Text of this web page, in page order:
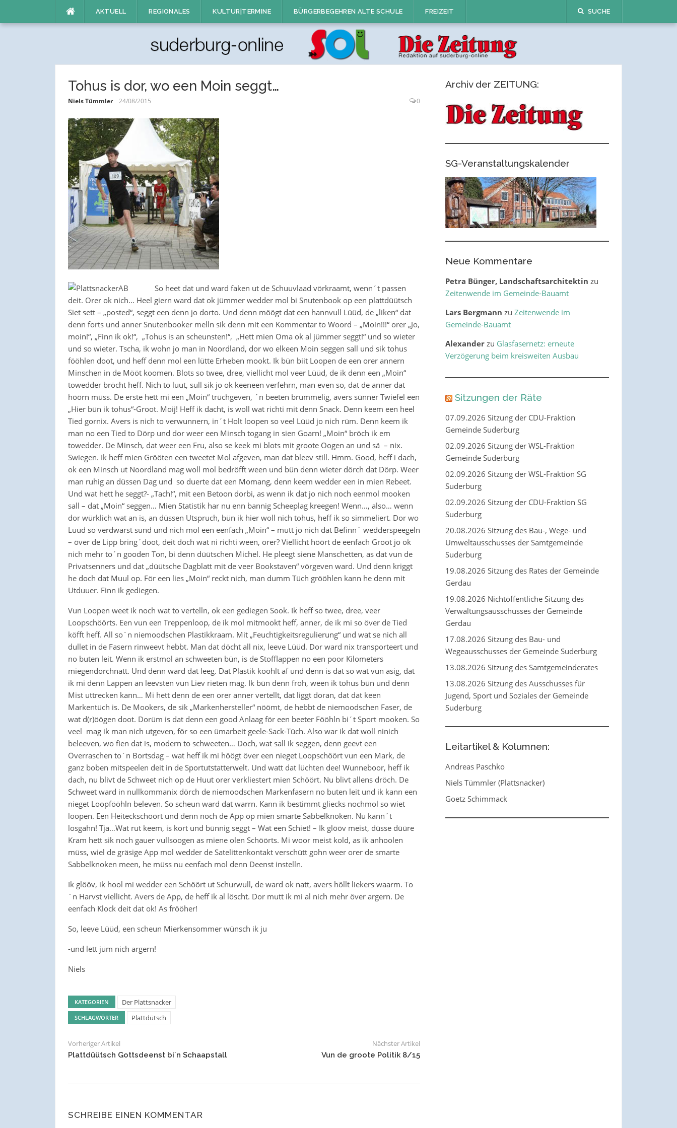
AKTUELL REGIONALES KULTUR|TERMINE BÜRGERBEGEHREN ALTE SCHULE FREIZEIT SUCHE
Tohus is dor, wo een Moin seggt…
Niels Tümmler 24/08/2015 0
So heet dat und ward faken ut de Schuuvlaad vörkraamt, wenn´t passen
deit. Orer ok nich… Heel giern ward dat ok jümmer wedder mol bi Snutenbook op een plattdüütsch
Siet sett – „posted“, seggt een denn jo dorto. Und denn möögt dat een hannvull Lüüd, de „liken“ dat
denn forts und anner Snutenbooker melln sik denn mit een Kommentar to Woord – „Moin!!!“ orer „Jo,
moin!“, „Finn ik ok!“, „Tohus is an scheunsten!“, „Hett mien Oma ok al jümmer seggt!“ und so wieter
und so wieter. Tscha, ik wohn jo man in Noordland, dor wo elkeen Moin seggen sall und sik tohus
fööhlen doot, und heff denn mol een lütte Erheben mookt. Ik bün biit Loopen de een orer annern
Minschen in de Mööt koomen. Blots so twee, dree, viellicht mol veer Lüüd, de ik denn een „Moin“
towedder bröcht heff. Nich to luut, sull sik jo ok keeneen verfehrn, man even so, dat de anner dat
höörn müss. De erste hett mi een „Moin“ trüchgeven, ´n beeten brummelig, avers sünner Twiefel een
„Hier bün ik tohus“-Groot. Moij! Heff ik dacht, is woll wat richti mit denn Snack. Denn keem een heel
Tied gornix. Avers is nich to verwunnern, in´t Holt loopen so veel Lüüd jo nich rüm. Denn keem ik
man no een Tied to Dörp und dor weer een Minsch togang in sien Goarn! „Moin“ bröch ik em
towedder. De Minsch, dat weer een Fru, also se keek mi blots mit groote Oogen an und sä – nix.
Swiegen. Ik heff mien Grööten een tweetet Mol afgeven, man dat bleev still. Hmm. Good, heff i dach,
ok een Minsch ut Noordland mag woll mol bedröfft ween und bün denn wieter dörch dat Dörp. Weer
man ruhig an düssen Dag und so duerte dat een Momang, denn keem wedder een in mien Rebeet.
Und wat hett he seggt?- „Tach!“, mit een Betoon dorbi, as wenn ik dat jo nich noch eenmol mooken
sall – dat „Moin“ seggen… Mien Statistik har nu enn bannig Scheeplag kreegen! Wenn…, also… wenn
dor würklich wat an is, an düssen Utspruch, bün ik hier woll nich tohus, heff ik so simmeliert. Dor wo
Lüüd so verdwarst sünd und nich mol een eenfach „Moin“ – mutt jo nich dat Befinn´ wedderspeegeln
– över de Lipp bring´doot, deit doch wat ni richti ween, orer? Viellicht höört de eenfach Groot jo ok
nich mehr to´n gooden Ton, bi denn düütschen Michel. He pleegt siene Manschetten, as dat vun de
Privatsenners und dat „düütsche Dagblatt mit de veer Bookstaven“ vörgeven ward. Und denn kriggt
he doch dat Muul op. För een lies „Moin“ reckt nich, man dumm Tüch grööhlen kann he denn mit
Utduuer. Finn ik gediegen.
Vun Loopen weet ik noch wat to vertelln, ok een gediegen Sook. Ik heff so twee, dree, veer
Loopschöörts. Een vun een Treppenloop, de ik mol mitmookt heff, anner, de ik mi so över de Tied
köfft heff. All so´n niemoodschen Plastikkraam. Mit „Feuchtigkeitsregulierung“ und wat se nich all
dullet in de Fasern rinweevt hebbt. Man dat döcht all nix, leeve Lüüd. Dor ward nix transporteert und
no buten leit. Wenn ik erstmol an schweeten bün, is de Stofflappen no een poor Kilometers
miegendörchnatt. Und denn ward dat leeg. Dat Plastik kööhlt af und denn is dat so wat vun asig, dat
ik mi denn Lappen an leevsten vun Liev rieten mag. Ik bün denn froh, ween ik tohus bün und denn
Mist uttrecken kann… Mi hett denn de een orer anner vertellt, dat liggt doran, dat dat keen
Markentüch is. De Mookers, de sik „Markenhersteller“ nöömt, de hebbt de niemoodschen Faser, de
wat d(r)öögen doot. Dorüm is dat denn een good Anlaag för een beeter Fööhln bi´t Sport mooken. So
veel mag ik man nich utgeven, för so een ümarbeit geele-Sack-Tüch. Also war ik dat woll ninich
beleeven, wo fien dat is, modern to schweeten… Doch, wat sall ik seggen, denn geevt een
Överraschen to´n Bortsdag – wat heff ik mi höögt över een nieget Loopschöört vun een Mark, de
ganz boben mitspeelen deit in de Sportutstatterwelt. Und watt dat lüchten dee! Wunneboor, heff ik
dach, nu blivt de Schweet nich op de Huut orer verkliestert mien Schöört. Nu blivt allens dröch. De
Schweet ward in nullkommanix dörch de niemoodschen Markenfasern no buten leit und ik kann een
nieget Loopfööhln beleven. So scheun ward dat warrn. Kann ik bestimmt gliecks nochmol so wiet
loopen. Een Heiteckschöört und denn noch de App op mien smarte Sabbelknoken. Nu kann´t
losgahn! Tja…Wat rut keem, is kort und bünnig seggt – Wat een Schiet! – Ik glööv meist, düsse düüre
Kram hett sik noch gauer vullsoogen as miene olen Schöörts. Mi woor meist kold, as ik anhoolen
müss, wiel de gräsige App mol wedder de Satelittenkontakt verschütt gohn weer orer de smarte
Sabbelknoken meen, he müss nu eenfach mol denn Deenst instelln.
Ik glööv, ik hool mi wedder een Schöört ut Schurwull, de ward ok natt, avers höllt liekers waarm. To
´n Harvst viellicht. Avers de App, de heff ik al löscht. Dor mutt ik mi al nich mehr över argern. De
eenfach Klock deit dat ok! As frööher!
So, leeve Lüüd, een scheun Mierkensommer wünsch ik ju
-und lett jüm nich argern!
Niels
KATEGORIEN Der Plattsnacker
SCHLAGWÖRTER Plattdütsch
Vorheriger Artikel
Plattdüütsch Gottsdeenst bi´n Schaapstall
Nächster Artikel
Vun de groote Politik 8/15
SCHREIBE EINEN KOMMENTAR
Archiv der ZEITUNG:
SG-Veranstaltungskalender
Neue Kommentare
Petra Bünger, Landschaftsarchitektin zu
Zeitenwende im Gemeinde-Bauamt
Lars Bergmann zu Zeitenwende im
Gemeinde-Bauamt
Alexanderzu Glasfasernetz: erneute
Verzögerung beim kreisweiten Ausbau
Sitzungen der Räte
07.09.2026 Sitzung der CDU-Fraktion
Gemeinde Suderburg
02.09.2026 Sitzung der WSL-Fraktion
Gemeinde Suderburg
02.09.2026 Sitzung der WSL-Fraktion SG
Suderburg
02.09.2026 Sitzung der CDU-Fraktion SG
Suderburg
20.08.2026 Sitzung des Bau-, Wege- und
Umweltausschusses der Samtgemeinde
Suderburg
19.08.2026 Sitzung des Rates der Gemeinde
Gerdau
19.08.2026 Nichtöffentliche Sitzung des
Verwaltungsausschusses der Gemeinde
Gerdau
17.08.2026 Sitzung des Bau- und
Wegeausschusses der Gemeinde Suderburg
13.08.2026 Sitzung des Samtgemeinderates
13.08.2026 Sitzung des Ausschusses für
Jugend, Sport und Soziales der Gemeinde
Suderburg
Leitartikel & Kolumnen:
Andreas Paschko
Niels Tümmler (Plattsnacker)
Goetz Schimmack